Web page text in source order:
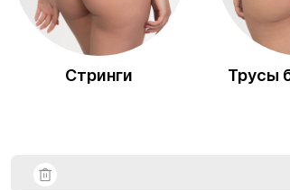
Стринги Трусы